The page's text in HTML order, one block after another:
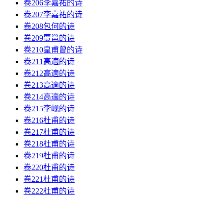
卷206李嘉祐的诗
卷207李嘉祐的诗
卷208包何的诗
卷209贾邕的诗
卷210皇甫曾的诗
卷211高適的诗
卷212高適的诗
卷213高適的诗
卷214高適的诗
卷215李岘的诗
卷216杜甫的诗
卷217杜甫的诗
卷218杜甫的诗
卷219杜甫的诗
卷220杜甫的诗
卷221杜甫的诗
卷222杜甫的诗